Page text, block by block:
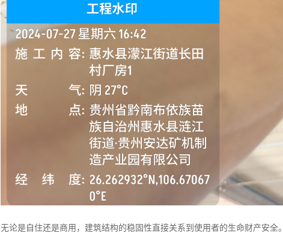
无论是自住还是商用，建筑结构的稳固性直接关系到使用者的生命财产安全。